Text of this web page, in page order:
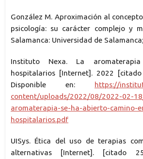
González M. Aproximación al
psicología: su carácter complejo y
Salamanca: Universidad de
Instituto Nexa. La
hospitalarios [Internet]. 2022
Disponible en: https://
content/uploads/2022/08/2022-02-
aromaterapia-se-ha-abierto-camino-
hospitalarios.pdf
UISys. Ética del uso de terapias
alternativas [Internet]. [citado